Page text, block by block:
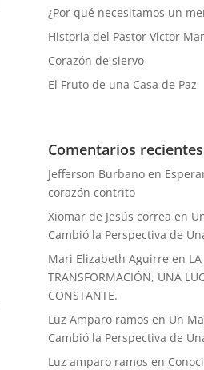
¿Por qué necesitamos un
Historia del Pastor Victor
Corazón de siervo
El Fruto de una Casa de Paz
Comentarios recientes
Jefferson Burbanoen
corazón contrito
Xiomar de Jesús correa en
Cambió la Perspectiva de
Mari Elizabeth Aguirre en LA
TRANSFORMACIÓN, UNA
CONSTANTE.
Luz Amparo ramos en Un
Cambió la Perspectiva de
Luz amparo ramos en